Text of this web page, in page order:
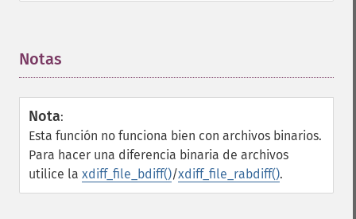
Notas
Nota:
Esta función no funciona bien con archivos binarios.
Para hacer una diferencia binaria de archivos
utilice la xdiff_file_bdiff()/xdiff_file_rabdiff().